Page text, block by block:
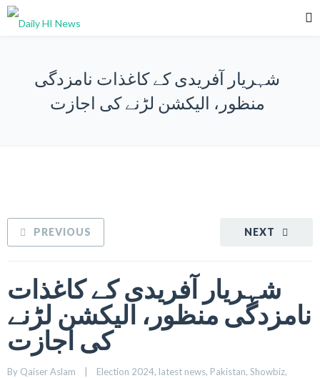
شہریار آفریدی کے کاغذات نامزدگی
منظور، الیکشن لڑنے کی اجازت
NEXT
PREVIOUS
شہریار آفریدی کے کاغذات
نامزدگی منظور، الیکشن لڑنے
کی اجازت
By Qaiser Aslam Election 2024, latest news, Pakistan, Showbiz